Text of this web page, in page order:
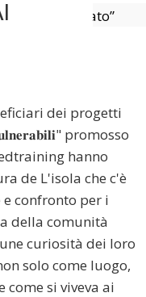
dei progetti
promosso
hanno
de L'isola che c'è
confronto per i
della comunità
curiosità dei loro
solo come luogo,
si viveva ai